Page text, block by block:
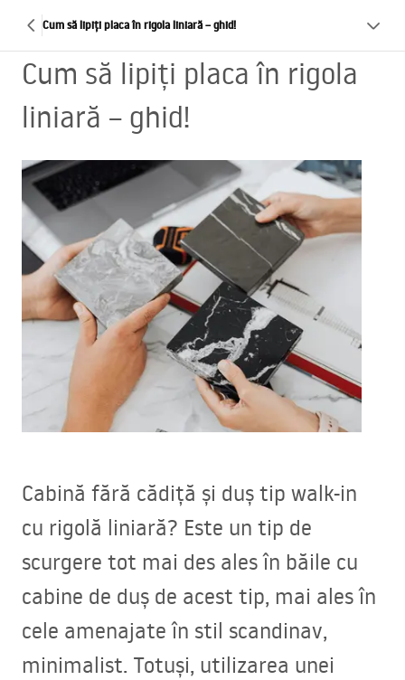
Cum să lipiți placa în rigola liniară – ghid!
Cum să lipiți placa în rigola
liniară – ghid!
Cabină fără cădiță și duș tip walk-in
cu rigolă liniară? Este un tip de
scurgere tot mai des ales în băile cu
cabine de duș de acest tip, mai ales în
cele amenajate în stil scandinav,
minimalist. Totuși, utilizarea unei